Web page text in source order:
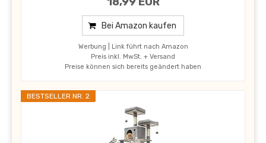
Bei Amazon kaufen
Werbung | Link führt nach Amazon
Preis inkl. MwSt. + Versand
Preise können sich bereits geändert haben
BESTSELLER NR. 2